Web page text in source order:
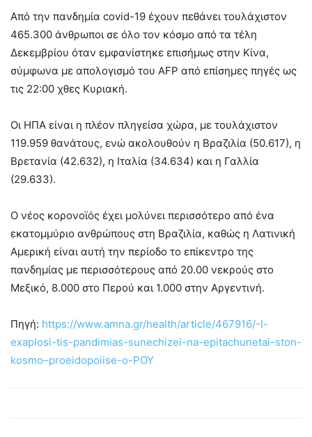
Από την πανδημία covid-19 έχουν πεθάνει τουλάχιστον
465.300 άνθρωποι σε όλο τον κόσμο από τα τέλη
Δεκεμβρίου όταν εμφανίστηκε επισήμως στην Κίνα,
σύμφωνα με απολογισμό του AFP από επίσημες πηγές ως
τις 22:00 χθες Κυριακή.
Οι ΗΠΑ είναι η πλέον πληγείσα χώρα, με τουλάχιστον
119.959 θανάτους, ενώ ακολουθούν η Βραζιλία (50.617), η
Βρετανία (42.632), η Ιταλία (34.634) και η Γαλλία
(29.633).
Ο νέος κορονοϊός έχει μολύνει περισσότερο από ένα
εκατομμύριο ανθρώπους στη Βραζιλία, καθώς η Λατινική
Αμερική είναι αυτή την περίοδο το επίκεντρο της
πανδημίας με περισσότερους από 20.00 νεκρούς στο
Μεξικό, 8.000 στο Περού και 1.000 στην Αργεντινή.
Πηγή: https://www.amna.gr/health/article/467916/-I-
exaplosi-tis-pandimias-sunechizei-na-epitachunetai-ston-
kosmo–proeidopoiise-o-POY